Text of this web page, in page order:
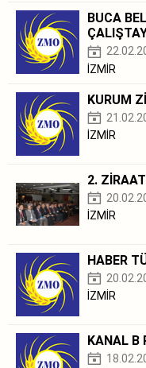
BUCA
İZMİR
KURUM
İZMİR
2.
İZMİR
HABER
İZMİR
KANAL B